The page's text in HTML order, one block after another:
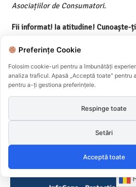
Asociațiilor de Consumatori.
Fii informat! Ia atitudine! Cunoaște-
mobilă sau *9615** din orice rețea
**Număr de telefon apelabil din
mobilă cu tarif normal în rețeaua
Te-ar putea interesa și
Preferințe Cookie
Folosim cookie-uri pentru a îmbunătăți
analiza traficul. Apasă „Acceptă toate" pentru
pentru a-ți gestiona preferințele.
Respinge toate
Setări
Acceptă toate